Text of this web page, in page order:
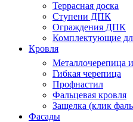
Террасная доска
Ступени ДПК
Ограждения ДПК
Комплектующие
Кровля
Металлочерепица
Гибкая черепица
Профнастил
Фальцевая кровля
Защелка (клик
Фасады